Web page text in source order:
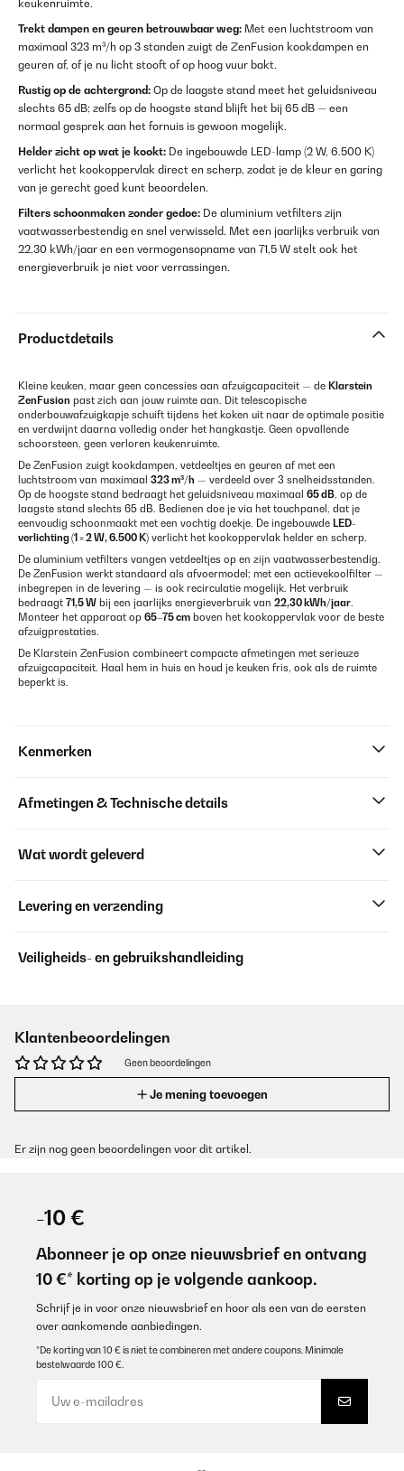
keukenruimte.
Trekt dampen en geuren betrouwbaar weg: Met een luchtstroom van
maximaal 323 m³/h op 3 standen zuigt de ZenFusion kookdampen en
geuren af, of je nu licht stooft of op hoog vuur bakt.
Rustig op de achtergrond: Op de laagste stand meet het geluidsniveau
slechts 65 dB; zelfs op de hoogste stand blijft het bij 65 dB — een
normaal gesprek aan het fornuis is gewoon mogelijk.
Helder zicht op wat je kookt: De ingebouwde LED-lamp (2 W, 6.500 K)
verlicht het kookoppervlak direct en scherp, zodat je de kleur en garing
van je gerecht goed kunt beoordelen.
Filters schoonmaken zonder gedoe: De aluminium vetfilters zijn
vaatwasserbestendig en snel verwisseld. Met een jaarlijks verbruik van
22,30 kWh/jaar en een vermogensopname van 71,5 W stelt ook het
energieverbruik je niet voor verrassingen.
Productdetails
Kleine keuken, maar geen concessies aan afzuigcapaciteit — de Klarstein
ZenFusion past zich aan jouw ruimte aan. Dit telescopische
onderbouwafzuigkapje schuift tijdens het koken uit naar de optimale positie
en verdwijnt daarna volledig onder het hangkastje. Geen opvallende
schoorsteen, geen verloren keukenruimte.
De ZenFusion zuigt kookdampen, vetdeeltjes en geuren af met een
luchtstroom van maximaal 323 m³/h — verdeeld over 3 snelheidsstanden.
Op de hoogste stand bedraagt het geluidsniveau maximaal 65 dB, op de
laagste stand slechts 65 dB. Bedienen doe je via het touchpanel, dat je
eenvoudig schoonmaakt met een vochtig doekje. De ingebouwde LED-
verlichting (1 × 2 W, 6.500 K) verlicht het kookoppervlak helder en scherp.
De aluminium vetfilters vangen vetdeeltjes op en zijn vaatwasserbestendig.
De ZenFusion werkt standaard als afvoermodel; met een actievekoolfilter —
inbegrepen in de levering — is ook recirculatie mogelijk. Het verbruik
bedraagt 71,5 W bij een jaarlijks energieverbruik van 22,30 kWh/jaar.
Monteer het apparaat op 65–75 cm boven het kookoppervlak voor de beste
afzuigprestaties.
De Klarstein ZenFusion combineert compacte afmetingen met serieuze
afzuigcapaciteit. Haal hem in huis en houd je keuken fris, ook als de ruimte
beperkt is.
Kenmerken
Afmetingen & Technische details
Wat wordt geleverd
Levering en verzending
Veiligheids- en gebruikshandleiding
Klantenbeoordelingen
Geen beoordelingen
Je mening toevoegen
Er zijn nog geen beoordelingen voor dit artikel.
-10 €
Abonneer je op onze nieuwsbrief en ontvang
10 €* korting op je volgende aankoop.
Schrijf je in voor onze nieuwsbrief en hoor als een van de eersten
over aankomende aanbiedingen.
*De korting van 10 € is niet te combineren met andere coupons. Minimale
bestelwaarde 100 €.